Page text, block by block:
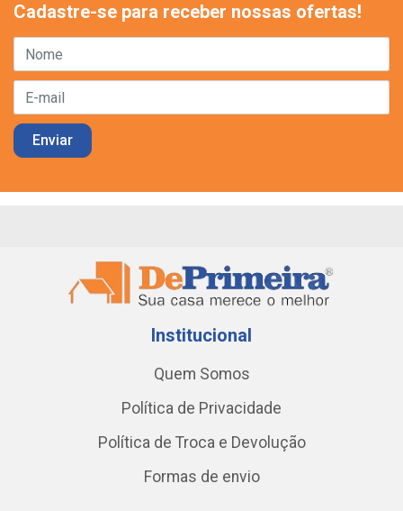
Cadastre-se para receber nossas ofertas!
Institucional
Quem Somos
Política de Privacidade
Política de Troca e Devolução
Formas de envio